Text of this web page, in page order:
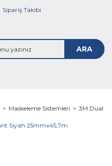
Sipariş Takibi
ARA
Maskeleme Sistemleri 3M Dual